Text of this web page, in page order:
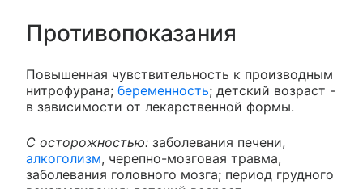
Противопоказания
Повышенная чувствительность к производным
нитрофурана; беременность; детский возраст -
в зависимости от лекарственной формы.
С осторожностью: заболевания печени,
алкоголизм, черепно-мозговая травма,
заболевания головного мозга; период грудного